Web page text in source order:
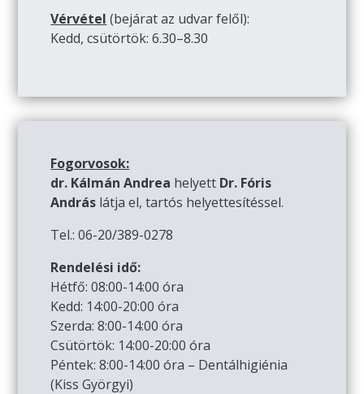
Vérvétel (bejárat az udvar felől):
Kedd, csütörtök: 6.30–8.30
Fogorvosok:
dr. Kálmán Andrea helyett Dr. Fóris
András látja el, tartós helyettesítéssel.
Tel.: 06-20/389-0278
Rendelési idő:
Hétfő: 08:00-14:00 óra
Kedd: 14:00-20:00 óra
Szerda: 8:00-14:00 óra
Csütörtök: 14:00-20:00 óra
Péntek: 8:00-14:00 óra – Dentálhigiénia
(Kiss Györgyi)